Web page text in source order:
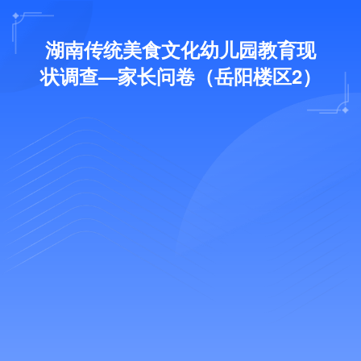
湖南传统美食文化幼儿园教育现
状调查—家长问卷（岳阳楼区2）